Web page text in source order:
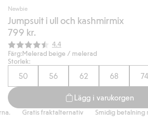
Newbie
Jumpsuit i ull och kashmirmix
799 kr.
Snittbetyg:
4.4
Färg:Melerad beige / melerad
Storlek:
50 56 62 68 74
Lägg i varukorgen
Gratis fraktalternativ Smidig betalning